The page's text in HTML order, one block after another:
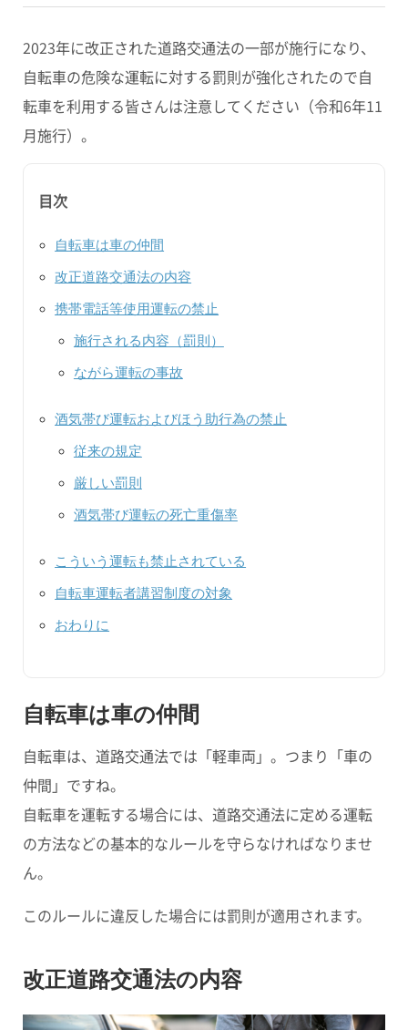
2023年に改正された道路交通法の一部が施行になり、
自転車の危険な運転に対する罰則が強化されたので自
転車を利用する皆さんは注意してください（令和6年11
月施行）。
目次
自転車は車の仲間
改正道路交通法の内容
携帯電話等使用運転の禁止
施行される内容（罰則）
ながら運転の事故
酒気帯び運転およびほう助行為の禁止
従来の規定
厳しい罰則
酒気帯び運転の死亡重傷率
こういう運転も禁止されている
自転車運転者講習制度の対象
おわりに
自転車は車の仲間
自転車は、道路交通法では 「軽車両」 。つまり 「車の
仲間」 ですね。
自転車を運転する場合には、道路交通法に定める運転
の方法などの基本的なルールを守らなければなりませ
ん。
このルールに違反した場合には罰則が適用されます。
改正道路交通法の内容